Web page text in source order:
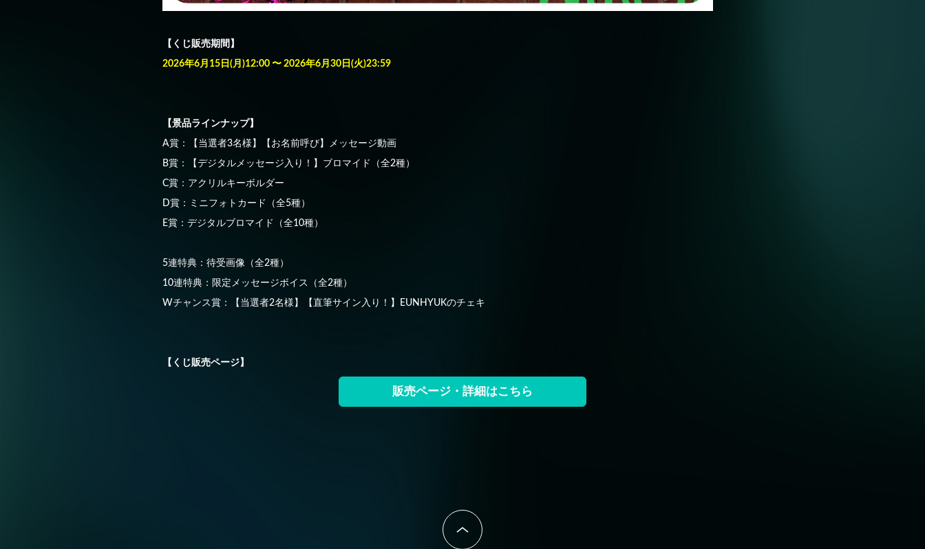
【くじ販売期間】
2026年6月15日(月)12:00 〜 2026年6月30日(火)23:59
【景品ラインナップ】
A賞：【当選者3名様】【お名前呼び】メッセージ動画
B賞：【デジタルメッセージ入り！】ブロマイド（全2種）
C賞：アクリルキーボルダー
D賞：ミニフォトカード（全5種）
E賞：デジタルブロマイド（全10種）
5連特典：待受画像（全2種）
10連特典：限定メッセージボイス（全2種）
Wチャンス賞：【当選者2名様】【直筆サイン入り！】EUNHYUKのチェキ
【くじ販売ページ】
販売ページ・詳細はこちら